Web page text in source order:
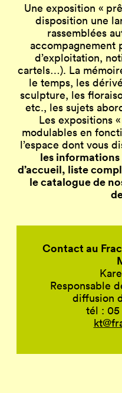
Une exposition «
disposition une
rassemblées
accompagnement
d’exploitation,
cartels…). La
le temps, les
sculpture, les
etc., les sujets
Les expositions
modulables en
l’espace dont vous
les
d’accueil, liste
le catalogue de
Contact au
Responsable
diffusion
tél : 05